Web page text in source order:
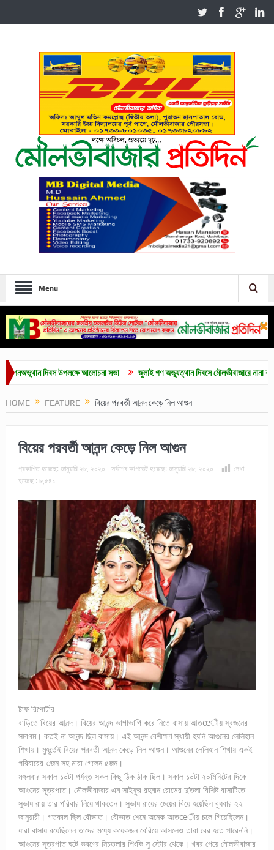
Menu
দিবস উপলক্ষে আলোচনা সভা জুলাই গণ অভ্যুত্থান দিবসে মৌলভীবাজারে নানা কর্মসূচি
HOME FEATURE বিয়ের পরবর্তী আনন্দ কেড়ে নিল আগুন
বিয়ের পরবর্তী আনন্দ কেড়ে নিল আগুন
প্রকাশিত হয়েছে: জানুয়ারি ২৮, ২০২০ সর্বশেষ আপডেট হয়েছে: জানুয়ারি ২৮, ২০২০
দেখা
হয়েছে : ৮,৫৪১
ষ্টাফ রিপোর্টার
বাড়িতে বিয়ের আনন্দ। বিয়ের আনন্দ ভাগাভাগি করে নিতে বাসায় আতœীয় স্বজনের
সমাগম। কতই না আনন্দ ছিল বাসায়। এই আনন্দ বেশীক্ষণ স্থায়ী হয়নি আগুনের লেলিহান
শিখায়। মুহূর্তেই বিয়ের পরবর্তী আনন্দ কেড়ে নিল আগুন। আগুনের লেলিহান শিখায় একই
পরিবারের ৩জন সহ মারা গেলেন ৫জন।
মঙ্গলবার সকাল ১০টা পর্যন্ত সকল কিছু ঠিক ঠাক ছিল। সকাল ১০টা ২০মিনিটের দিকে
আগুনের সূত্রপাত। মৌলভীবাজার এম সাইফুর রহমান রোডের দু’তলা বিশিষ্ট বাসাটিতে
সুভাষ রায় তার পরিবার নিয়ে থাকতেন। সুভাষ রায়ের মেয়ের বিয়ে হয়েছিল বুধবার ২২
জানুয়ারী। গতকাল ছিল বৌভাত। বৌভাত শেষে অনেক আতœীয় চলে গিয়েছিলেন।
যারা বাসায় রয়েছিলেন তাদের মধ্যে কয়েকজন বেরিয়ে আসলেও তারা বের হতে পারেননি।
আগুনের সূত্রপাত ঘটে ভবণের নিচতলার পিংকি সু স্টোর থেকে। খবর পেয়ে মৌলভীবাজার